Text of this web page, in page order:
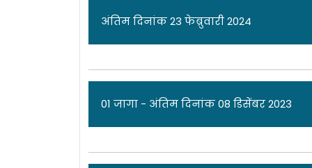
जागेसाठी पात्र उमेदवारांकडून अर्ज
मार्च 2024 आहे. सविस्तर माहितीसाठी कृपया
एकूण: 01 जागा
अंतिम दिनांक 23 फेब्रुवारी 2024
उमेदवारांकडून अर्ज मागवण्यात येत असून
01 जागा - अंतिम दिनांक 08 डिसेंबर 2023